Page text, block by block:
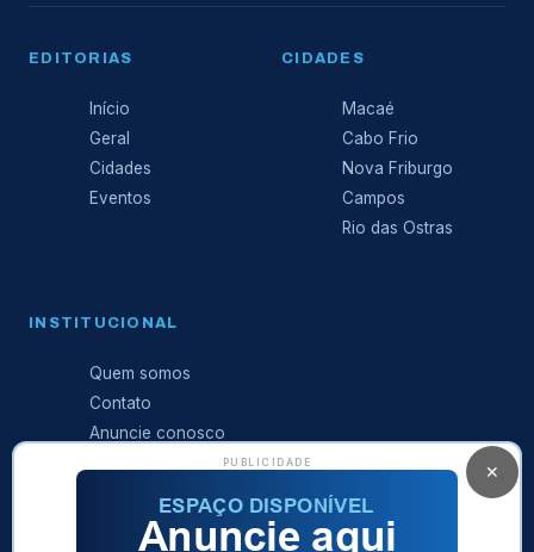
EDITORIAS
Início
Geral
Cidades
Eventos
CIDADES
Macaé
Cabo Frio
Nova Friburgo
Campos
Rio das Ostras
INSTITUCIONAL
Quem somos
Contato
Anuncie conosco
privacidade
✕
PUBLICIDADE